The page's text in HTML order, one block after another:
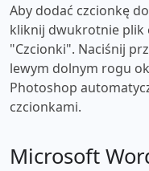
Aby dodać czcionkę
kliknij dwukrotnie plik
"Czcionki". Naciśnij
lewym dolnym rogu
Photoshop
czcionkami.
Microsoft